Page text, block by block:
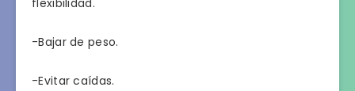
flexibilidad.
-Bajar de peso.
-Evitar caídas.